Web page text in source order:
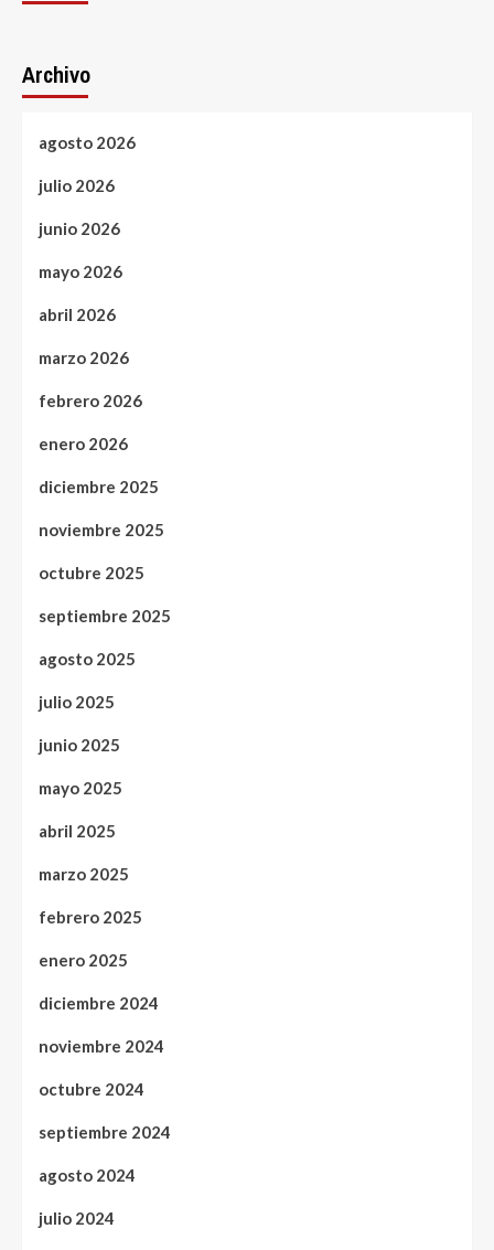
Archivo
agosto 2026
julio 2026
junio 2026
mayo 2026
abril 2026
marzo 2026
febrero 2026
enero 2026
diciembre 2025
noviembre 2025
octubre 2025
septiembre 2025
agosto 2025
julio 2025
junio 2025
mayo 2025
abril 2025
marzo 2025
febrero 2025
enero 2025
diciembre 2024
noviembre 2024
octubre 2024
septiembre 2024
agosto 2024
julio 2024